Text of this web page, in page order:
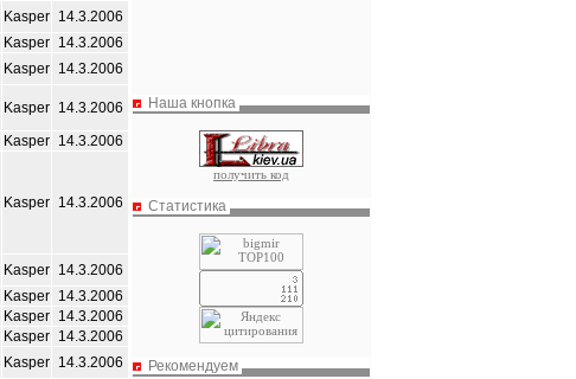
Kasper 14.3.2006
Kasper 14.3.2006
Kasper 14.3.2006
Kasper 14.3.2006
Kasper 14.3.2006
Kasper 14.3.2006
Kasper 14.3.2006
Kasper 14.3.2006
Kasper 14.3.2006
Kasper 14.3.2006
Kasper 14.3.2006
Наша кнопка
получить код
Статистика
Рекомендуем